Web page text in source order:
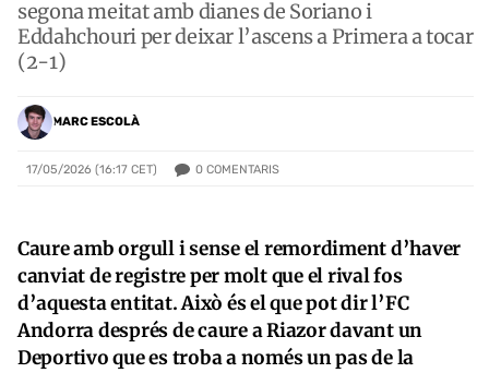
segona meitat amb dianes de Soriano i
Eddahchouri per deixar l’ascens a Primera a tocar
(2-1)
MARC ESCOLÀ
17/05/2026 (16:17 CET) 0 COMENTARIS
Caure amb orgull i sense el remordiment d’haver
canviat de registre per molt que el rival fos
d’aquesta entitat. Això és el que pot dir l’FC
Andorra després de caure a Riazor davant un
Deportivo que es troba a només un pas de la